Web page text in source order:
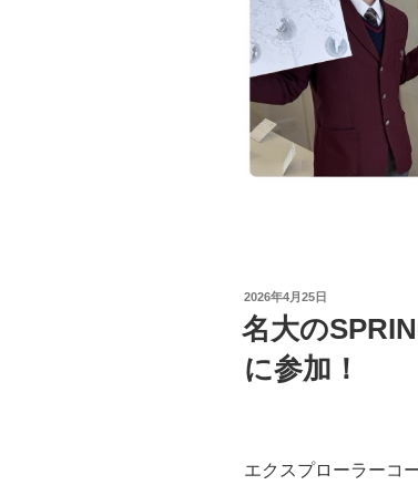
投
稿
日:
2026年4月25日
名大の
に参加！
エクスプローラーコ